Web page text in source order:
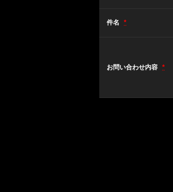
件名 *
お問い合わせ内容 *